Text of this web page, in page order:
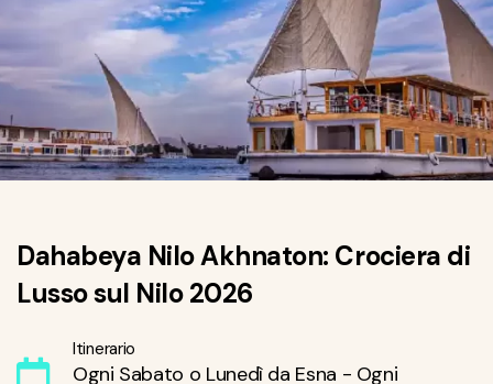
Dahabeya Nilo Akhnaton: Crociera di
Lusso sul Nilo 2026
Itinerario
Ogni Sabato o Lunedì da Esna - Ogni